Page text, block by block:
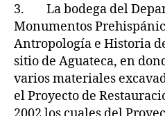
3. La bodega del
Monumentos
Antropología e Historia
sitio de Aguateca, en
varios materiales
el Proyecto de